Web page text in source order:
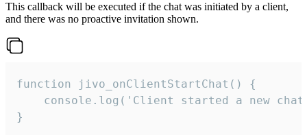
This callback will be executed if the chat was initiated by a client,
and there was no proactive invitation shown.
function jivo_onClientStartChat() {
console.log('Client started a new
}